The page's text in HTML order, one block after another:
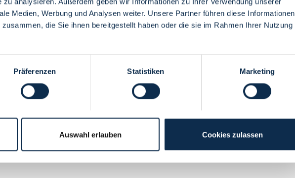
Medien, Werbung und Analysen weiter. Unsere Partner führen diese Informationen
die Sie ihnen bereitgestellt haben oder die sie im Rahmen Ihrer Nutzung
Präferenzen Statistiken Marketing
Auswahl erlauben Cookies zulassen
Menü